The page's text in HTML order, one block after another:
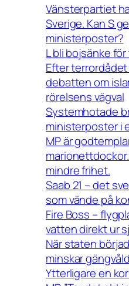
Vänsterpartiet
Sverige. Kan S
ministerposter?
L bli bojsänke
Efter
debatten om
rörelsens vägval
Systemhotade
ministerposter i
MP är
mindre frihet.
Saab 21 – det
som vände på
Fire Boss –
vatten direkt ur
När staten
minskar
Ytterligare en